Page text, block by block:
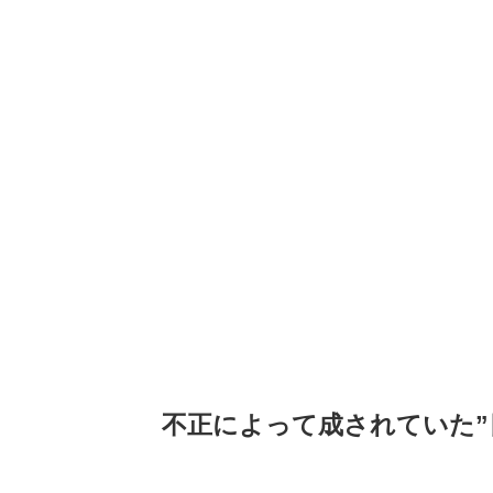
不正によって成されていた”